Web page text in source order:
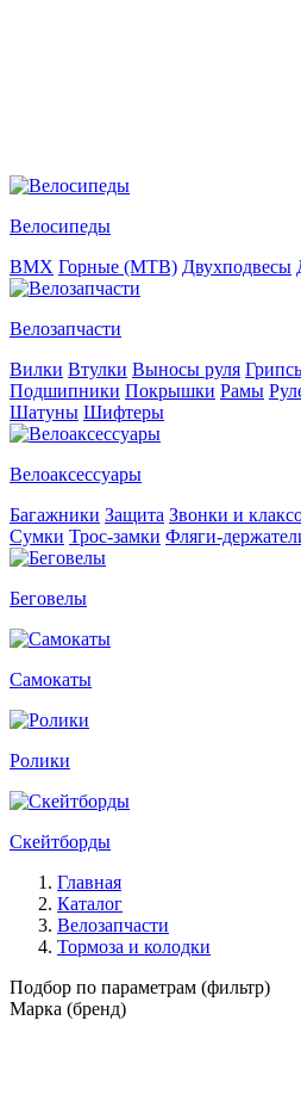
Велосипеды
BMX Горные (MTB) Двухподвесы
Велозапчасти
Вилки Втулки Выносы руля
Подшипники Покрышки Рамы
Шатуны Шифтеры
Велоаксессуары
Багажники Защита Звонки и
Сумки Трос-замки Фляги-
Беговелы
Самокаты
Ролики
Скейтборды
Главная
Каталог
Велозапчасти
Тормоза и колодки
Подбор по параметрам (фильтр)
Марка (бренд)